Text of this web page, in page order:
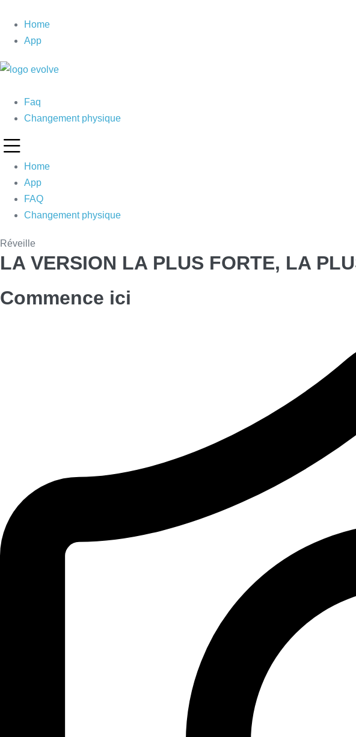
content
Home
App
Faq
Changement physique
Home
App
FAQ
Changement physique
Révei lle
LA VERSION LA PLUS FORTE, LA
Commence ici